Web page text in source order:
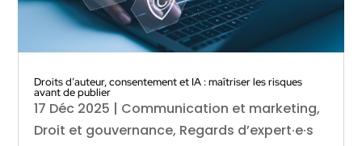
Droits d’auteur, consentement et IA : maîtriser les risques
avant de publier
17 Déc 2025 | Communication et marketing,
Droit et gouvernance, Regards d’expert·e·s